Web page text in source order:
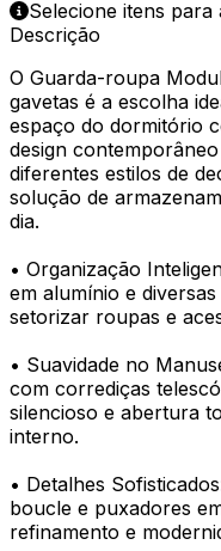
Selecione itens
Descrição
O Guarda-roupa
gavetas é a escolha
espaço do dormitório
design
diferentes estilos de
solução de
dia.
• Organização
em alumínio e
setorizar roupas e
• Suavidade no
com corrediças
silencioso e abertura
interno.
• Detalhes
boucle e puxadores
refinamento e